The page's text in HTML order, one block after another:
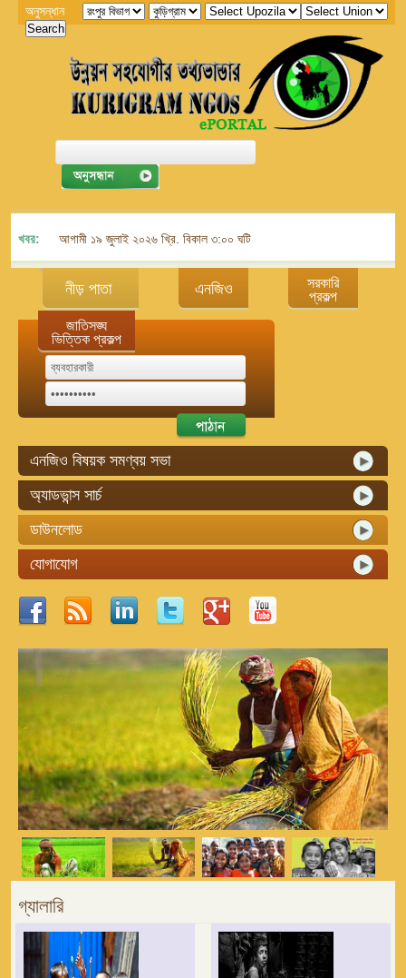
অনুসন্ধান
খবর: আগামী ১৯ জুলাই ২০২৬ খ্রি. বিকাল ৩:০০ ঘটিকায় জেলা এনজিও বিষয়ক সমন্বয়
নীড় পাতা এনজিও
সরকারি
প্রকল্প
জাতিসঙ্ঘ
ভিত্তিক প্রকল্প
এনজিও বিষয়ক সমণ্বয় সভা
অ্যাডভান্স সার্চ
ডাউনলোড
যোগাযোগ
গ্যালারি